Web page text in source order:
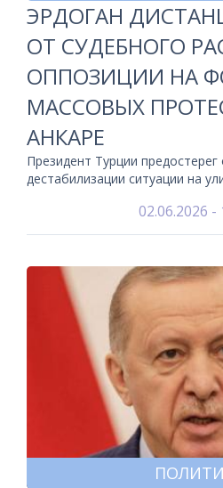
ЭРДОГАН
ОТ СУДЕБНОГО
ОППОЗИЦИИ НА
МАССОВЫХ
АНКАРЕ
Президент Турции
дестабилизации ситуации на
02.06.2026 -